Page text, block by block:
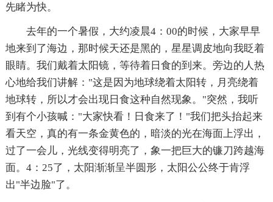
先睹为快。
去年的一个暑假，大约凌晨4：00的时候，大家早早
地来到了海边，那时候天还是黑的，星星调皮地向我眨着
眼睛。我们戴着太阳镜，等待着日食的到来。旁边的人热
心地给我们讲解："这是因为地球绕着太阳转，月亮绕着
地球转，所以才会出现日食这种自然现象。"突然，我听
到有个小孩喊："大家快看！日食来了！"我们把头抬起来
看天空，真的有一条金黄色的，暗淡的光在海面上浮出，
过了一会儿，光线变得明亮了，象一把巨大的镰刀跨越海
面。4：25了，太阳渐渐呈半圆形，太阳公公终于肯浮
出"半边脸"了。